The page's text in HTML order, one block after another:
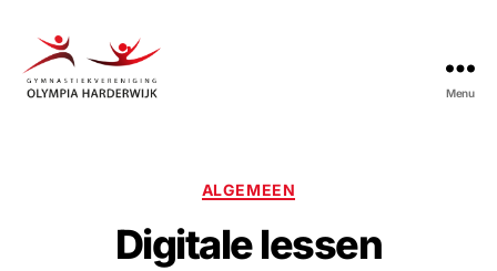
Menu
Categorieën
ALGEMEEN
Digitale lessen